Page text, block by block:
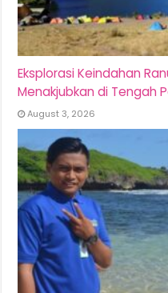
Eksplorasi Keindahan
Menakjubkan di Tengah
August 3, 2026